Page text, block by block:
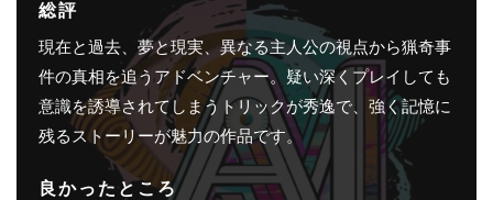
総評
現在と過去、夢と現実、異なる主人公の視点から猟奇事
件の真相を追うアドベンチャー。疑い深くプレイしても
意識を誘導されてしまうトリックが秀逸で、強く記憶に
残るストーリーが魅力の作品です。
良かったところ